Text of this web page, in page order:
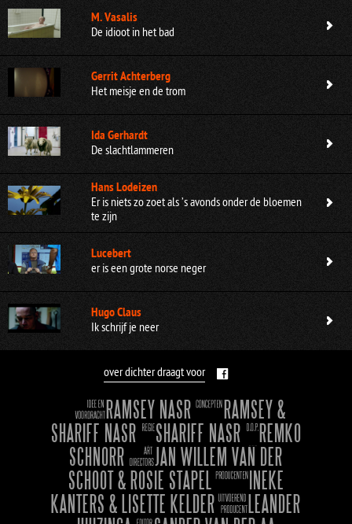
M. Vasalis
De idioot in het bad
Gerrit Achterberg
Het meisje en de trom
Ida Gerhardt
De slachtlammeren
Hans Lodeizen
Er is niets zo zoet als ’s avonds onder de bloemen
te zijn
Lucebert
er is een grote norse neger
Hugo Claus
Ik schrijf je neer
over dichter draagt voor
RAMSEY NASR
RAMSEY &
SHARIFF NASR
SHARIFF NASR
REMKO
SCHNORR
JAN WILLEM VAN DER
SCHOOT & ROSIE STAPEL
INEKE
KANTERS & LISETTE KELDER
LEANDER